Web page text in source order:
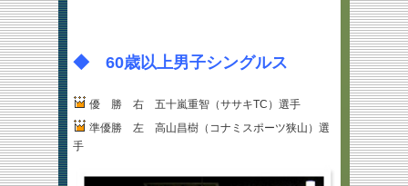
◆ 60歳以上男子シングルス
優 勝 右 五十嵐重智（ササキTC）選手
準優勝 左 高山昌樹（コナミスポーツ狭山）選
手